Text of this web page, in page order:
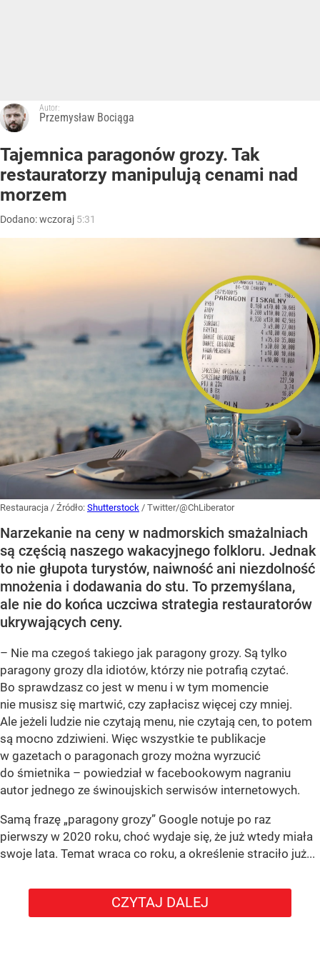
Autor:
Przemysław Bociąga
Tajemnica paragonów grozy. Tak
restauratorzy manipulują cenami nad
morzem
Dodano:wczoraj 5:31
Restauracja / Źródło: Shutterstock / Twitter/@ChLiberator
Narzekanie na ceny w nadmorskich smażalniach
są częścią naszego wakacyjnego folkloru. Jednak
to nie głupota turystów, naiwność ani niezdolność
mnożenia i dodawania do stu. To przemyślana,
ale nie do końca uczciwa strategia restauratorów
ukrywających ceny.
– Nie ma czegoś takiego jak paragony grozy. Są tylko
paragony grozy dla idiotów, którzy nie potrafią czytać.
Bo sprawdzasz co jest w menu i w tym momencie
nie musisz się martwić, czy zapłacisz więcej czy mniej.
Ale jeżeli ludzie nie czytają menu, nie czytają cen, to potem
są mocno zdziwieni. Więc wszystkie te publikacje
w gazetach o paragonach grozy można wyrzucić
do śmietnika – powiedział w facebookowym nagraniu
autor jednego ze świnoujskich serwisów internetowych.
Samą frazę „paragony grozy” Google notuje po raz
pierwszy w 2020 roku, choć wydaje się, że już wtedy miała
swoje lata. Temat wraca co roku, a określenie straciło już...
CZYTAJ DALEJ